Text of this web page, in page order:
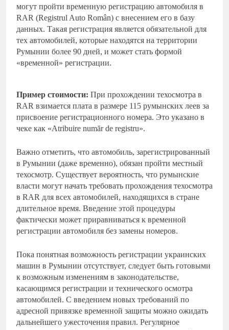
могут пройти временную регистрацию автомобиля в
RAR (Registrul Auto Român) с внесением его в базу
данных. Такая регистрация является обязательной для
тех автомобилей, которые находятся на территории
Румынии более 90 дней, и может стать формой
«временной» регистрации.
Пример стоимости: При прохождении техосмотра в
RAR взимается плата в размере 115 румынских леев за
присвоение регистрационного номера. Это указано в
чеке как «Atribuire număr de registru».
Важно отметить, что автомобиль, зарегистрированный
в Румынии (даже временно), обязан пройти местный
техосмотр. Существует вероятность, что румынские
власти могут начать требовать прохождения техосмотра
в RAR для всех автомобилей, находящихся в стране
длительное время. Введение этой процедуры
фактически может приравниваться к временной
регистрации автомобиля без замены номеров.
Пока понятная возможность регистрации украинских
машин в Румынии отсутствует, следует быть готовыми
к возможным изменениям в законодательстве,
касающимся регистрации и технического осмотра
автомобилей. С введением новых требований по
адресной привязке временной защиты можно ожидать
дальнейшего ужесточения правил. Регулярное